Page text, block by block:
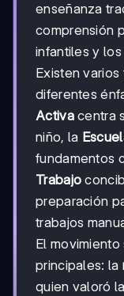
enseñanza
comprensión
infantiles y
Existen
diferentes
Activacentra
niño, la
fundamentos
Trabajo
preparación
trabajos
El
principales: la
quien valoró